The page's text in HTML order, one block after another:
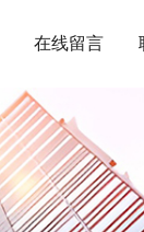
在线留言